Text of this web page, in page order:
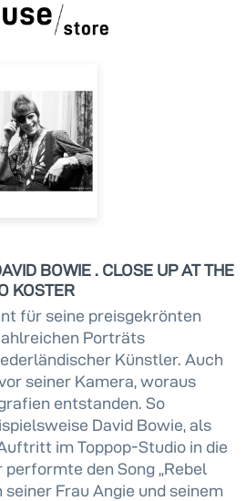
BOWIE . CLOSE UP AT THE
KOSTER
für seine preisgekrönten
Porträts
Künstler. Auch
seiner Kamera, woraus
entstanden. So
David Bowie, als
im Toppop-Studio in die
den Song „Rebel
seiner Frau Angie und seinem